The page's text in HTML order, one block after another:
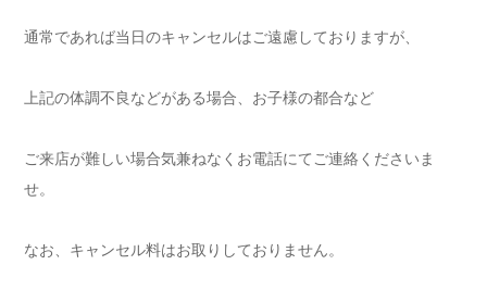
通常であれば当日のキャンセルはご遠慮しておりますが、
上記の体調不良などがある場合、お子様の都合など
ご来店が難しい場合気兼ねなくお電話にてご連絡くださいま
せ。
なお、キャンセル料はお取りしておりません。